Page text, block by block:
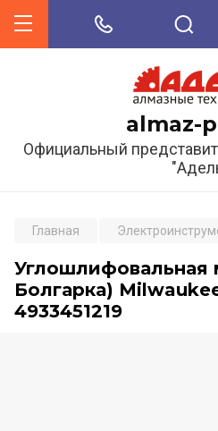
almaz-
Официальный
Главная
Болгарка)
4933451219